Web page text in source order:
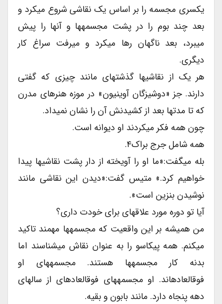
یکسری مجسمه را بر اساس یک نقاشی شروع میکرد و
بعد چند بوم را در پشت مجسمهها و آنها را پیش
میبرد، بعد ناگهان رها میکرد و میرفت سراغ کار
دیگری.
هر یک از نقاشیها گذشتهای مانند چیزی که گفتی
دارند. جز «دوشیزگان آوینیون» در موزه هنرهای مدرن
که تا مدتها بعد از کشیدنش آن را نشان نمیداد.
چون همه فکر میکردند او دیوانه است.
همه شامل جرج براک۴.
بله میگفت:«ما او را آویخته از دار پشت نقاشیها پیدا
خواهیم کرد.» متیس گفت:«دیدن این نقاشی مانند
نوشیدن بنزین است».
آیا تو دوره مورد علاقهای برای خودت داری؟
من همیشه بر این واقعیت که مجسمهها مهمند تاکید
میکنم. همه پیکاسو را به عنوان نقاش میشناسند اما
بدنه کار مجسمهها هستند. مجسمههای او
فوقالعادهاند. او مجسمههای فوقالعادهای از سالهای
دهه پنجاه دارد. مانند بابون و بقیه.